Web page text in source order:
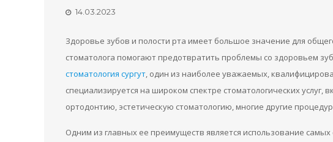
14.03.2023
Здоровье зубов и полости рта имеет большое значение для
стоматолога помогают предотвратить проблемы со здоровьем
стоматология сургут, один из наиболее уважаемых,
специализируется на широком спектре стоматологических
ортодонтию, эстетическую стоматологию, многие другие
Одним из главных ее преимуществ является использование